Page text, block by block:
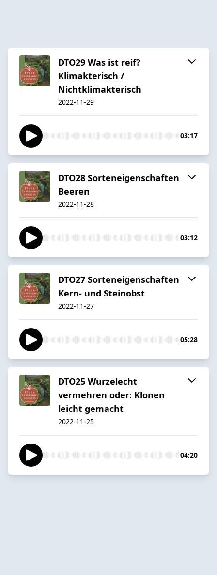
DTO29 Was ist reif?
Klimakterisch /
Nichtklimakterisch
2022-11-29
03:17
DTO28 Sorteneigenschaften
Beeren
2022-11-28
03:12
DTO27 Sorteneigenschaften
Kern- und Steinobst
2022-11-27
05:28
DTO25 Wurzelecht
vermehren oder: Klonen
leicht gemacht
2022-11-25
04:20